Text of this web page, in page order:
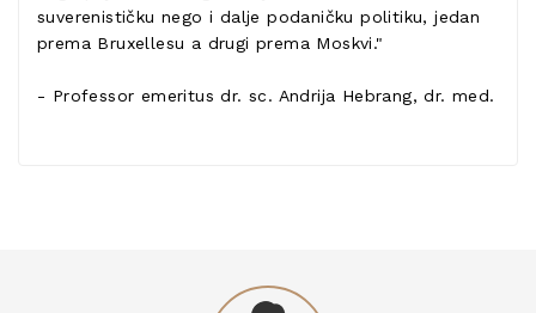
suverenističku nego i dalje podaničku politiku, jedan
prema Bruxellesu a drugi prema Moskvi."
- Professor emeritus dr. sc. Andrija Hebrang, dr. med.